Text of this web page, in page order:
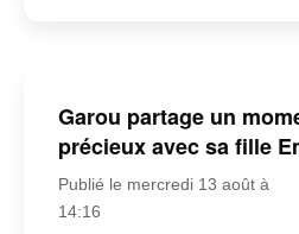
Garou partage un
précieux avec sa fille
Publié le mercredi 13 août à
14:16